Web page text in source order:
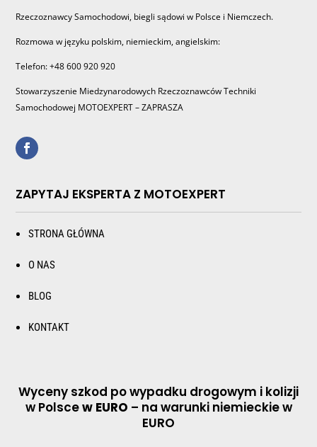
Rzeczoznawcy Samochodowi, biegli sądowi w Polsce i Niemczech.
Rozmowa w języku polskim, niemieckim, angielskim:
Telefon: +48 600 920 920
Stowarzyszenie Miedzynarodowych Rzeczoznawców Techniki
Samochodowej MOTOEXPERT – ZAPRASZA
ZAPYTAJ EKSPERTA Z MOTOEXPERT
STRONA GŁÓWNA
O NAS
BLOG
KONTAKT
Wyceny szkod po wypadku drogowym i kolizji
w Polscew EURO – na warunki niemieckie w
EURO